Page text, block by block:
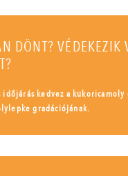
DÖNT? VÉDEKEZIK
időjárás kedvez a kukoricamoly
gradációjának.